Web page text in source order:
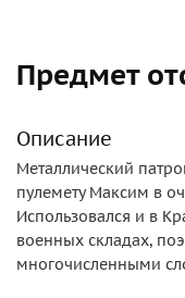
Предмет
Описание
Металлический
пулемету Максим в
Использовался и в
военных складах,
многочисленными